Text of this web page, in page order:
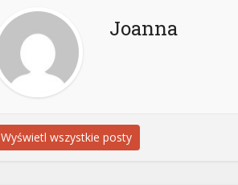
Joanna
Wyświetl wszystkie posty